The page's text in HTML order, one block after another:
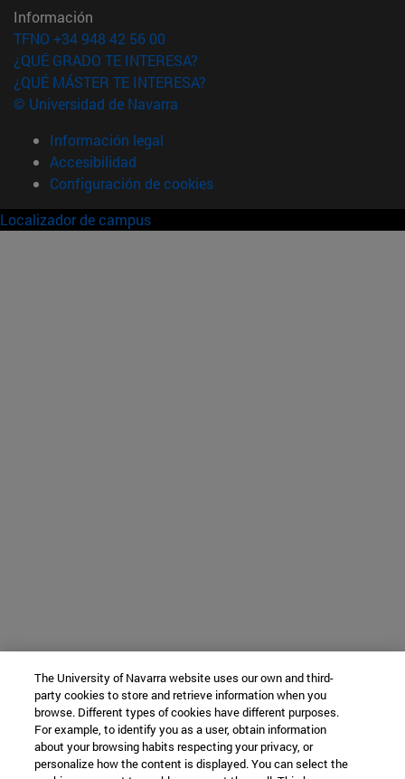
Información
TFNO +34 948 42 56 00
¿QUÉ GRADO TE INTERESA?
¿QUÉ MÁSTER TE INTERESA?
© Universidad de Navarra
Información legal
Accesibilidad
Configuración de cookies
Localizador de campus
The University of Navarra website uses our own and third-
party cookies to store and retrieve information when you
browse. Different types of cookies have different purposes.
For example, to identify you as a user, obtain information
about your browsing habits respecting your privacy, or
personalize how the content is displayed. You can select the